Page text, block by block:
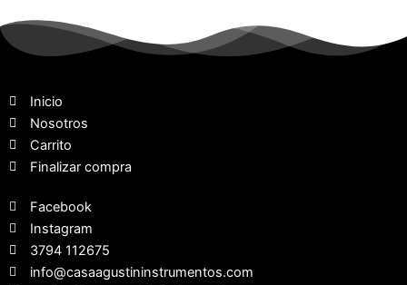
Inicio
Nosotros
Carrito
Finalizar compra
Facebook
Instagram
3794 112675
info@casaagustininstrumentos.com